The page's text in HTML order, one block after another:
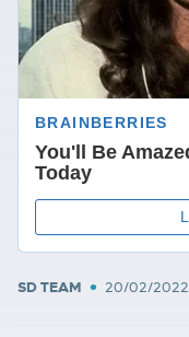
SD TEAM • 20/02/2022